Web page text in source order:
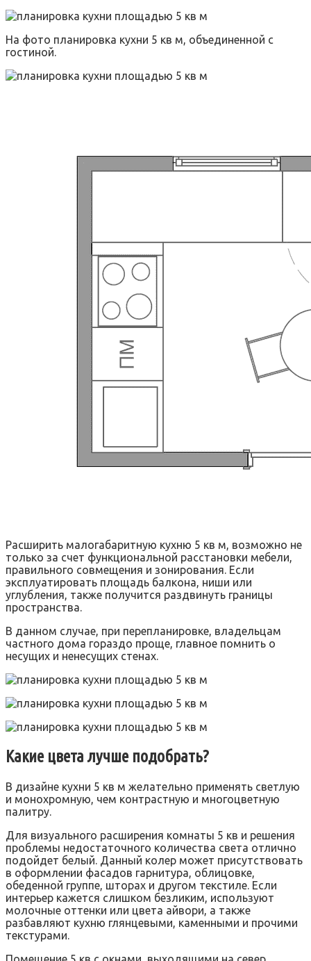
На фото планировка кухни 5 кв м, объединенной с
гостиной.
Расширить малогабаритную кухню 5 кв м, возможно не
только за счет функциональной расстановки мебели,
правильного совмещения и зонирования. Если
эксплуатировать площадь балкона, ниши или
углубления, также получится раздвинуть границы
пространства.
В данном случае, при перепланировке, владельцам
частного дома гораздо проще, главное помнить о
несущих и ненесущих стенах.
Какие цвета лучше подобрать?
В дизайне кухни 5 кв м желательно применять светлую
и монохромную, чем контрастную и многоцветную
палитру.
Для визуального расширения комнаты 5 кв и решения
проблемы недостаточного количества света отлично
подойдет белый. Данный колер может присутствовать
в оформлении фасадов гарнитура, облицовке,
обеденной группе, шторах и другом текстиле. Если
интерьер кажется слишком безликим, используют
молочные оттенки или цвета айвори, а также
разбавляют кухню глянцевыми, каменными и прочими
текстурами.